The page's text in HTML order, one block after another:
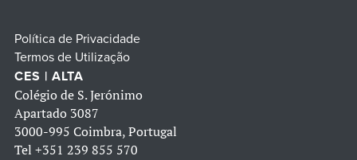
Política de Privacidade
Termos de Utilização
CES | ALTA
Colégio de S. Jerónimo
Apartado 3087
3000-995 Coimbra, Portugal
Tel +351 239 855 570